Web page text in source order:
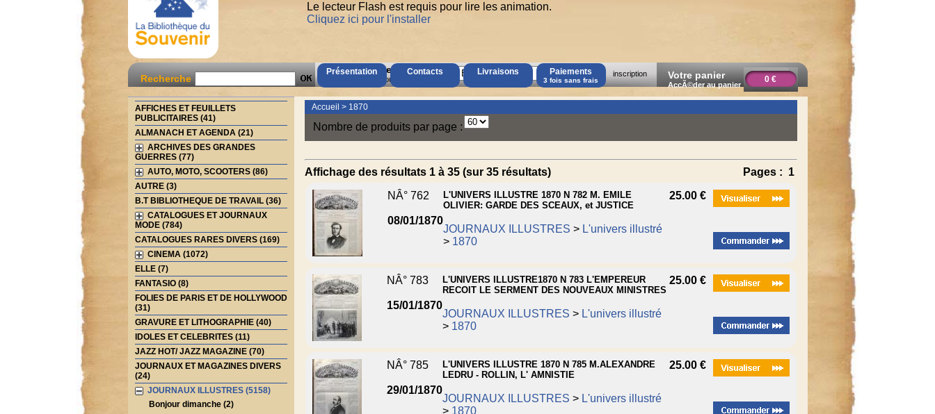
Présentation Contacts Livraisons Paiements
3 fois sans frais
Le lecteur Flash est requis pour lire les animation.
Cliquez ici pour l'installer
Recherche
AccÃ¨s Client
Mot de passe oubliÃ© ?
inscription Votre panier
AccÃ©der au panier
0 €
AFFICHES ET FEUILLETS
PUBLICITAIRES (41)
ALMANACH ET AGENDA (21)
ARCHIVES DES GRANDES
GUERRES (77)
AUTO, MOTO, SCOOTERS (86)
AUTRE (3)
B.T BIBLIOTHEQUE DE TRAVAIL (36)
CATALOGUES ET JOURNAUX
MODE (784)
CATALOGUES RARES DIVERS (169)
CINEMA (1072)
ELLE (7)
FANTASIO (8)
FOLIES DE PARIS ET DE HOLLYWOOD
(31)
GRAVURE ET LITHOGRAPHIE (40)
IDOLES ET CELEBRITES (11)
JAZZ HOT/ JAZZ MAGAZINE (70)
JOURNAUX ET MAGAZINES DIVERS
(24)
JOURNAUX ILLUSTRES (5158)
Bonjour dimanche (2)
Accueil > 1870
Nombre de produits par page :
Affichage des résultats 1 à 35 (sur 35 résultats) Pages : 1
NÂ° 762
08/01/1870
L'UNIVERS ILLUSTRE 1870 N 782 M. EMILE
OLIVIER: GARDE DES SCEAUX, et JUSTICE
JOURNAUX ILLUSTRES > L'univers illustré
> 1870
25.00 €
NÂ° 783
15/01/1870
L'UNIVERS ILLUSTRE1870 N 783 L'EMPEREUR
RECOIT LE SERMENT DES NOUVEAUX MINISTRES
JOURNAUX ILLUSTRES > L'univers illustré
> 1870
25.00 €
NÂ° 785
29/01/1870
L'UNIVERS ILLUSTRE 1870 N 785 M.ALEXANDRE
LEDRU - ROLLIN, L' AMNISTIE
JOURNAUX ILLUSTRES > L'univers illustré
> 1870
25.00 €